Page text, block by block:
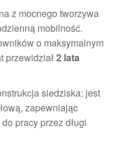
z mocnego tworzywa
mobilność.
o maksymalnym
przewidział 2 lata
siedziska: jest
zapewniając
pracy przez długi